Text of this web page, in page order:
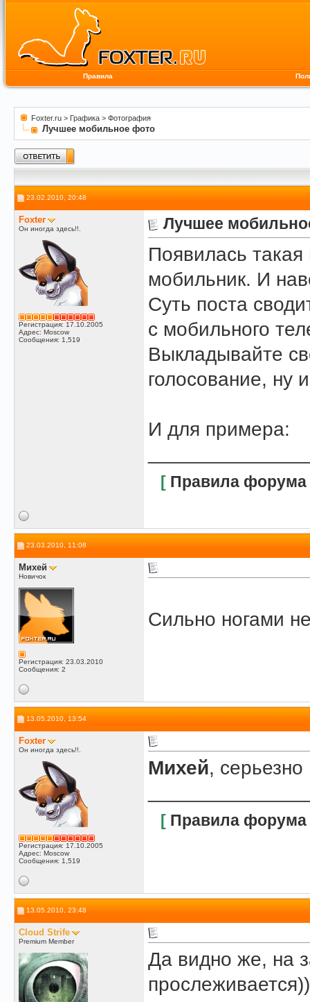
Правила
Foxter.ru > Графика > Фотография
Лучшее мобильное фото
23.02.2010, 20:48
Foxter
Он иногда здесь!!.
Регистрация: 17.10.2005
Адрес: Moscow
Сообщения: 1,519
Лучшее
Появилась
мобильник. И
Суть поста
с мобильного
Выкладывайте
голосование, ну
И для примера:
[ Правила форума
23.03.2010, 11:08
Михей
Новичок
Регистрация: 23.03.2010
Сообщения: 2
Сильно ногами
13.05.2010, 13:54
Foxter
Он иногда здесь!!.
Регистрация: 17.10.2005
Адрес: Moscow
Сообщения: 1,519
Михей,
[ Правила форума
13.05.2010, 23:48
Cloud Strife
Premium Member
Да видно же, на